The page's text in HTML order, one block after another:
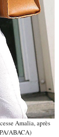
Amalia, après
ABACA)